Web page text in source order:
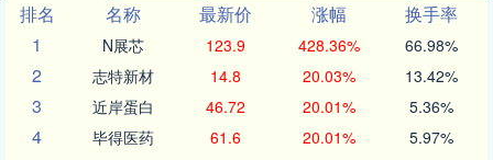
排名
名称 最新价 涨幅
换手率
1
N展芯 123.9 428.36% 66.98%
2 志特新材 14.8 20.03% 13.42%
3 近岸蛋白 46.72 20.01% 5.36%
4 毕得医药 61.6 20.01% 5.97%